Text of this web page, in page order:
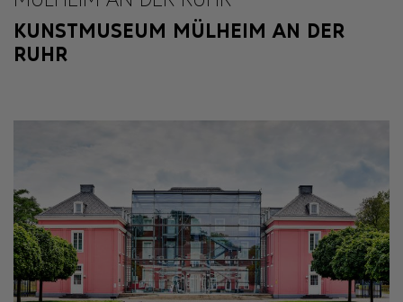
KUNSTMUSEUM MÜLHEIM AN DER
RUHR